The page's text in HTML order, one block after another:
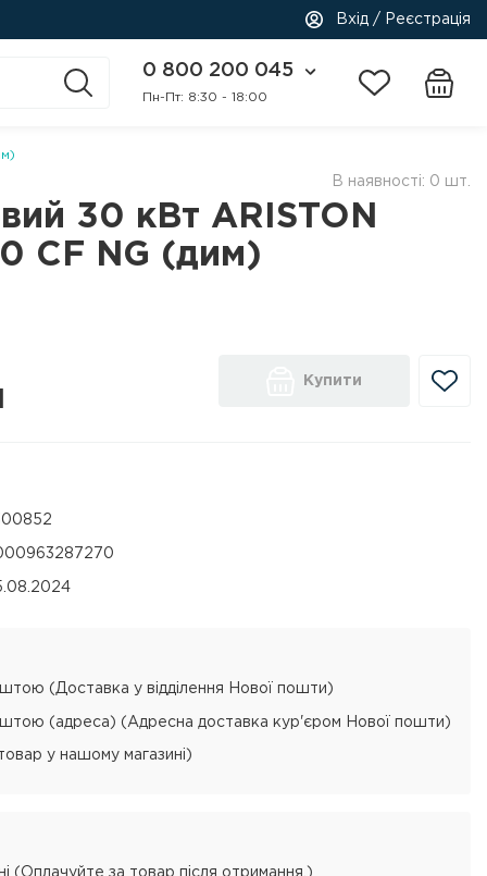
Вхід / Реєстрація
0 800 200 045
Пн-Пт: 8:30 - 18:00
В наявності: 0 шт.
30 кВт ARISTON
CF NG (дим)
Купити
(Доставка у відділення Нової пошти)
(адреса) (Адресна доставка кур'єром Нової пошти)
у нашому магазині)
(Оплачуйте за товар після отримання.)